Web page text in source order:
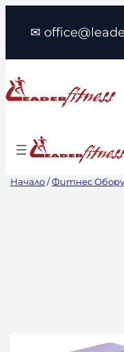
съдържанието
✉
Начало/Фитнес